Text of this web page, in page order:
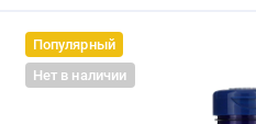
Популярный
Нет в наличии